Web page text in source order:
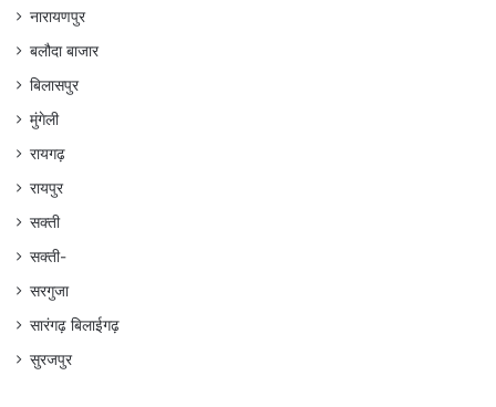
नारायणपुर
बलौदा बाजार
बिलासपुर
मुंगेली
रायगढ़
रायपुर
सक्ती
सक्ती-
सरगुजा
सारंगढ़ बिलाईगढ़
सुरजपुर